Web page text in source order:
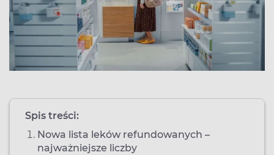
Spis treści:
Nowa lista leków refundowanych –
najważniejsze liczby